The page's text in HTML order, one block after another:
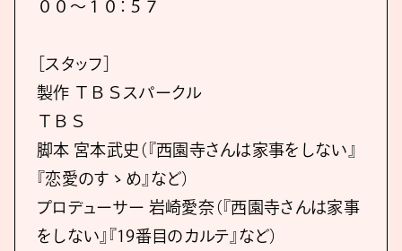
００～１０：５７
［スタッフ］
製作 ＴＢＳスパークル
ＴＢＳ
脚本 宮本武史（『西園寺さんは家事をしない』
『恋愛のすゝめ』など）
プロデューサー 岩崎愛奈（『西園寺さんは家事
をしない』『19番目のカルテ』など）